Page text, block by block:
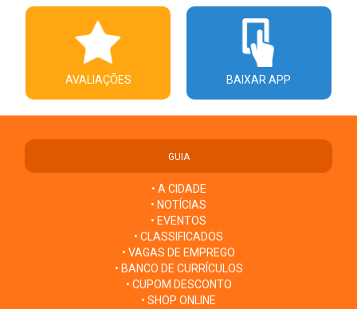
AVALIAÇÕES BAIXAR APP
GUIA
• A CIDADE
• NOTÍCIAS
• EVENTOS
• CLASSIFICADOS
• VAGAS DE EMPREGO
• BANCO DE CURRÍCULOS
• CUPOM DESCONTO
• SHOP ONLINE